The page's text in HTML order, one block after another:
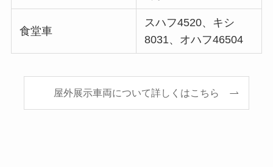
食堂車
スハフ4520、キシ
8031、オハフ46504
屋外展示車両について詳しくはこちら